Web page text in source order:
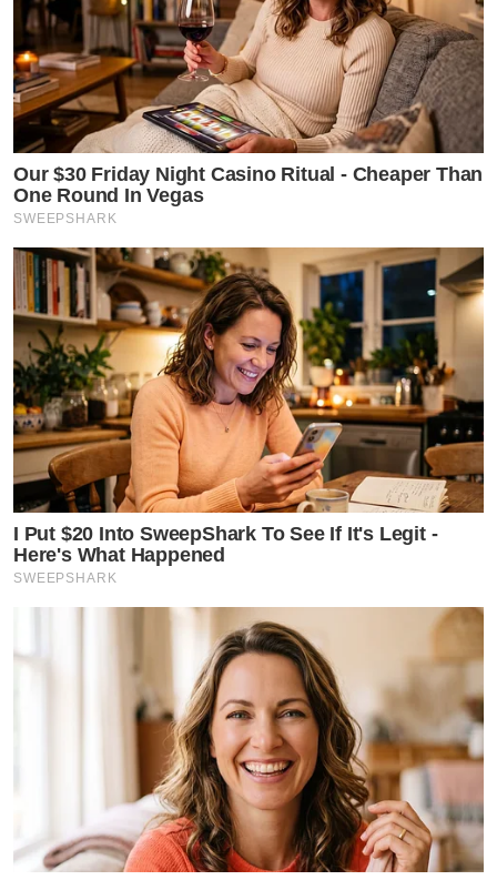
Our $30 Friday Night Casino Ritual - Cheaper Than
One Round In Vegas
SWEEPSHARK
I Put $20 Into SweepShark To See If It's Legit -
Here's What Happened
SWEEPSHARK